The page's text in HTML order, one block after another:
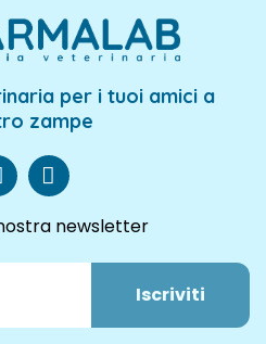
per i tuoi amici a
zampe
newsletter
Iscriviti